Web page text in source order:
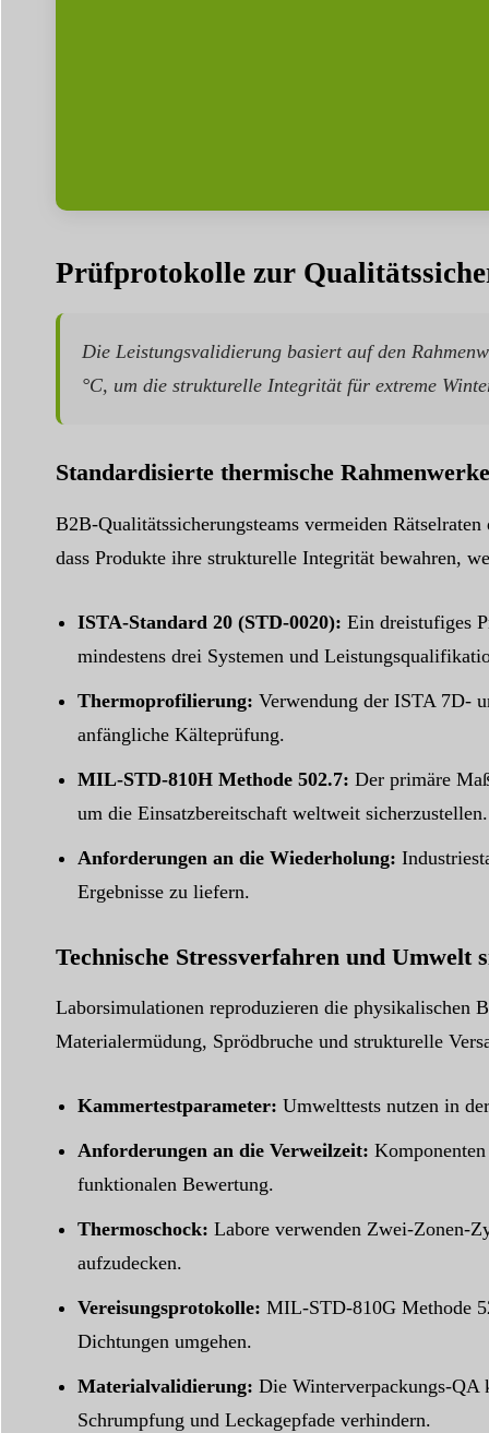
Prüfprotokolle zur
Die Leistungsvalidierung basiert auf den
°C, um die strukturelle Integrität für extreme
Standardisierte thermische
B2B-Qualitätssicherungsteams vermeiden
dass Produkte ihre strukturelle Integrität bewahren,
ISTA-Standard 20 (STD-0020): Ein dreistufiges
mindestens drei Systemen und
Thermoprofilierung: Verwendung der ISTA 7D-
anfängliche Kälteprüfung.
MIL-STD-810H Methode 502.7: Der primäre
um die Einsatzbereitschaft weltweit sicherzustellen.
Anforderungen an die Wiederholung:
Ergebnisse zu liefern.
Technische Stressverfahren und Umwelt
Laborsimulationen reproduzieren die physikalischen
Materialermüdung, Sprödbruche und strukturelle
Kammertestparameter: Umwelttests nutzen in
Anforderungen an die Verweilzeit:
funktionalen Bewertung.
Thermoschock: Labore verwenden Zwei-Zonen-
aufzudecken.
Vereisungsprotokolle: MIL-STD-810G Methode
Dichtungen umgehen.
Materialvalidierung: Die Winterverpackungs-QA
Schrumpfung und Leckagepfade verhindern.